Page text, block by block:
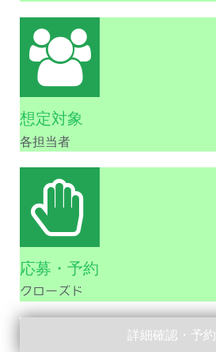
想定対象
各担当者
応募・予約
クローズド
詳細確認・予約